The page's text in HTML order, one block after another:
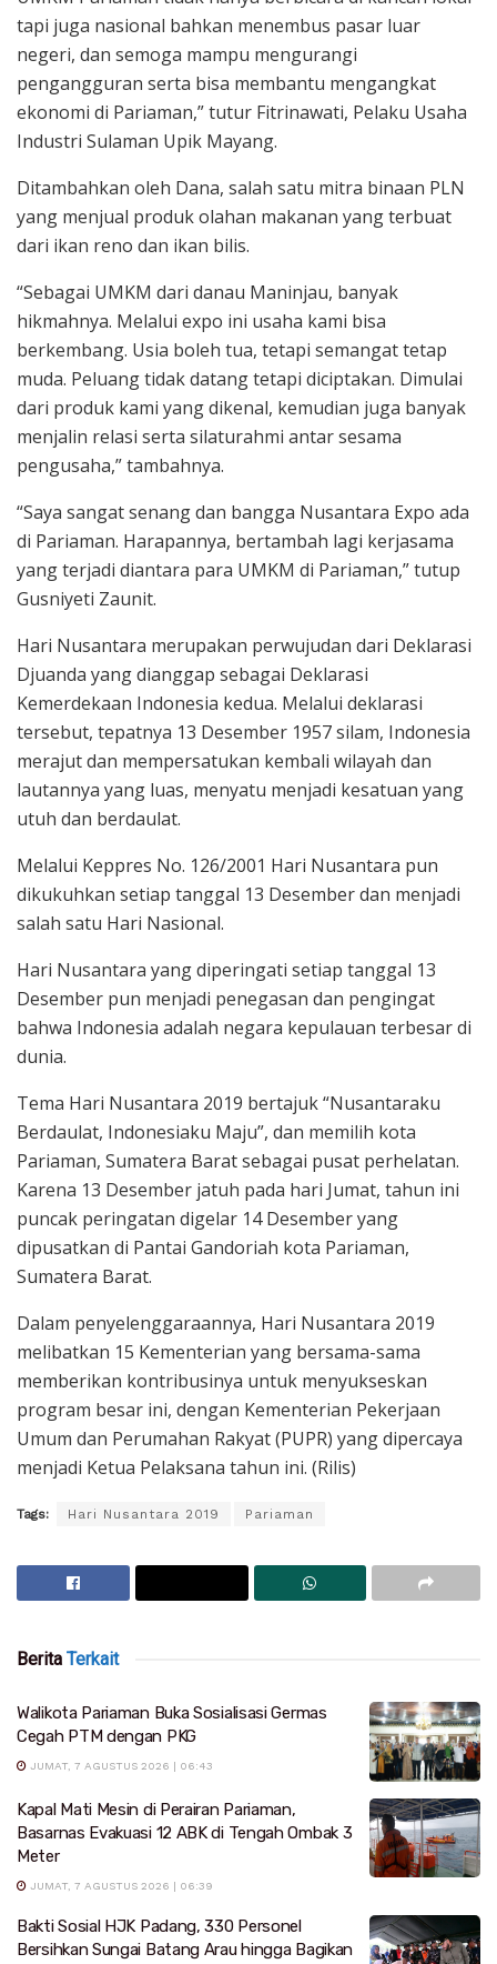
tapi juga nasional bahkan menembus pasar luar
negeri, dan semoga mampu mengurangi
pengangguran serta bisa membantu mengangkat
ekonomi di Pariaman,” tutur Fitrinawati, Pelaku Usaha
Industri Sulaman Upik Mayang.
Ditambahkan oleh Dana, salah satu mitra binaan PLN
yang menjual produk olahan makanan yang terbuat
dari ikan reno dan ikan bilis.
“Sebagai UMKM dari danau Maninjau, banyak
hikmahnya. Melalui expo ini usaha kami bisa
berkembang. Usia boleh tua, tetapi semangat tetap
muda. Peluang tidak datang tetapi diciptakan. Dimulai
dari produk kami yang dikenal, kemudian juga banyak
menjalin relasi serta silaturahmi antar sesama
pengusaha,” tambahnya.
“Saya sangat senang dan bangga Nusantara Expo ada
di Pariaman. Harapannya, bertambah lagi kerjasama
yang terjadi diantara para UMKM di Pariaman,” tutup
Gusniyeti Zaunit.
Hari Nusantara merupakan perwujudan dari Deklarasi
Djuanda yang dianggap sebagai Deklarasi
Kemerdekaan Indonesia kedua. Melalui deklarasi
tersebut, tepatnya 13 Desember 1957 silam, Indonesia
merajut dan mempersatukan kembali wilayah dan
lautannya yang luas, menyatu menjadi kesatuan yang
utuh dan berdaulat.
Melalui Keppres No. 126/2001 Hari Nusantara pun
dikukuhkan setiap tanggal 13 Desember dan menjadi
salah satu Hari Nasional.
Hari Nusantara yang diperingati setiap tanggal 13
Desember pun menjadi penegasan dan pengingat
bahwa Indonesia adalah negara kepulauan terbesar di
dunia.
Tema Hari Nusantara 2019 bertajuk “Nusantaraku
Berdaulat, Indonesiaku Maju”, dan memilih kota
Pariaman, Sumatera Barat sebagai pusat perhelatan.
Karena 13 Desember jatuh pada hari Jumat, tahun ini
puncak peringatan digelar 14 Desember yang
dipusatkan di Pantai Gandoriah kota Pariaman,
Sumatera Barat.
Dalam penyelenggaraannya, Hari Nusantara 2019
melibatkan 15 Kementerian yang bersama-sama
memberikan kontribusinya untuk menyukseskan
program besar ini, dengan Kementerian Pekerjaan
Umum dan Perumahan Rakyat (PUPR) yang dipercaya
menjadi Ketua Pelaksana tahun ini. (Rilis)
Tags: Hari Nusantara 2019 Pariaman
Berita Terkait
Walikota Pariaman Buka Sosialisasi Germas
Cegah PTM dengan PKG
JUMAT, 7 AGUSTUS 2026 | 06:43
Kapal Mati Mesin di Perairan Pariaman,
Basarnas Evakuasi 12 ABK di Tengah Ombak 3
Meter
JUMAT, 7 AGUSTUS 2026 | 06:39
Bakti Sosial HJK Padang, 330 Personel
Bersihkan Sungai Batang Arau hingga Bagikan